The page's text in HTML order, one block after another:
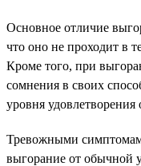
Основное отличие
что оно не проходит в
Кроме того, при
сомнения в своих
уровня удовлетворения
Тревожными
выгорание от обычной